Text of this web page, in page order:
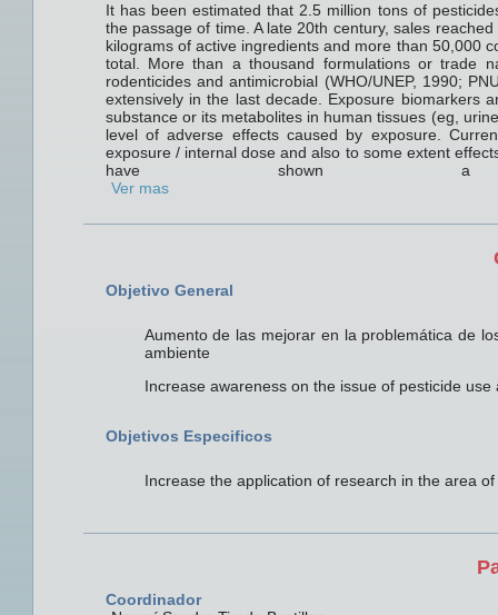
It has been estimated that 2.5 million tons of
the passage of time. A late 20th century, sales
kilograms of active ingredients and more than 50,000
total. More than a thousand formulations or trade
rodenticides and antimicrobial (WHO/UNEP, 1990;
extensively in the last decade. Exposure biomarkers
substance or its metabolites in human tissues (eg,
level of adverse effects caused by exposure.
exposure / internal dose and also to some extent
have shown
Ver mas
Objetivo General
Aumento de las mejorar en la problemática de
ambiente
Increase awareness on the issue of pesticide
Objetivos Especificos
Increase the application of research in the area
Coordinador